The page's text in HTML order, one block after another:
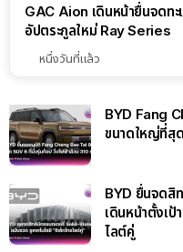
GAC Aion เดินหน้ายื่นจดทะ
อัปตระกูลใหม่ Ray Series
หนึ่งวันที่แล้ว
BYD Fang
ขนาดใหญ่ที่สุ
BYD ยื่นจดสิ
เดินหน้าตั้งเป้
ไลต์คู่